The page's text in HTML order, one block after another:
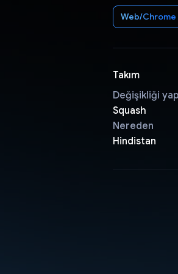
Web/Chrome
Takım
Değişikliği
Squash
Nereden
Hindistan